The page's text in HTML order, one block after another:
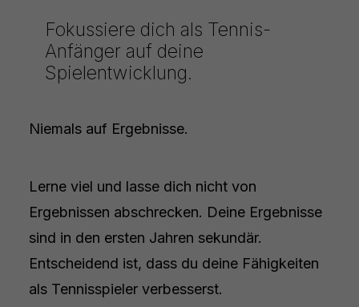
Fokussiere dich als Tennis-
Anfänger auf deine
Spielentwicklung.
Niemals auf Ergebnisse.
Lerne viel und lasse dich nicht von
Ergebnissen abschrecken. Deine Ergebnisse
sind in den ersten Jahren sekundär.
Entscheidend ist, dass du deine Fähigkeiten
als Tennisspieler verbesserst.